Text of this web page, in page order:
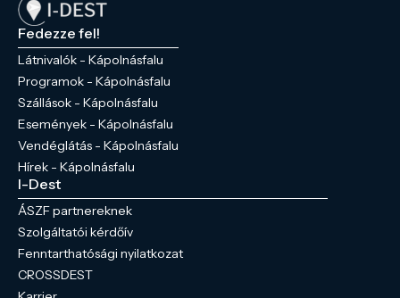
Fedezze fel!
Látnivalók - Kápolnásfalu
Programok - Kápolnásfalu
Szállások - Kápolnásfalu
Események - Kápolnásfalu
Vendéglátás - Kápolnásfalu
Hírek - Kápolnásfalu
I-Dest
ÁSZF partnereknek
Szolgáltatói kérdőív
Fenntarthatósági nyilatkozat
CROSSDEST